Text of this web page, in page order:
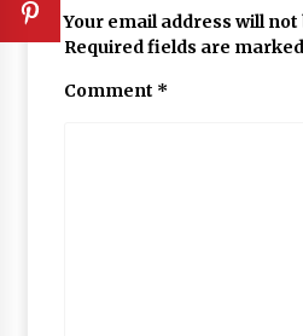
Your email address will not
Required fields are marked
Comment *